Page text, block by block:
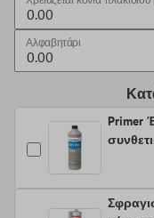
Αλφαβητάρι
Primer